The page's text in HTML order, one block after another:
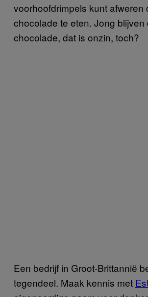
voorhoofdrimpels kunt afweren
chocolade te eten. Jong blijven
chocolade, dat is onzin, toch?
Een bedrijf in Groot-Brittannië
tegendeel. Maak kennis met